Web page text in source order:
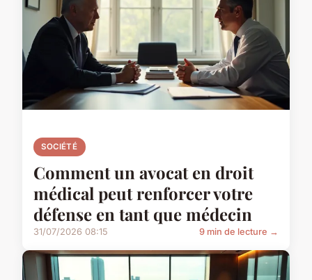
SOCIÉTÉ
Comment un avocat en droit
médical peut renforcer votre
défense en tant que médecin
31/07/2026 08:15 9 min de lecture →